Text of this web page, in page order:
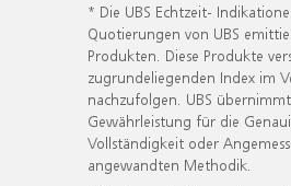
* Die UBS Echtzeit-
Quotierungen von UBS
Produkten. Diese Produkte
zugrundeliegenden Index im
nachzufolgen. UBS
Gewährleistung für die
Vollständigkeit oder
angewandten Methodik.